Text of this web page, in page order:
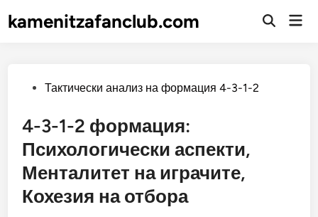
tokamenitzafanclub.com
Open
PostedТактически анализ на формация 4-3-1-2
4-3-1-2 формация:
Психологически аспекти,
Менталитет на играчите,
Кохезия на отбора